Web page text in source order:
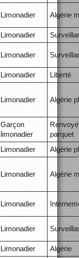
Limonadier Algérie
Limonadier
Limonadier
Limonadier
Liberté
Limonadier Algérie
Garçon
limonadier
parquet
Limonadier Algérie
Limonadier Algérie
Limonadier
Limonadier
Limonadier Algérie